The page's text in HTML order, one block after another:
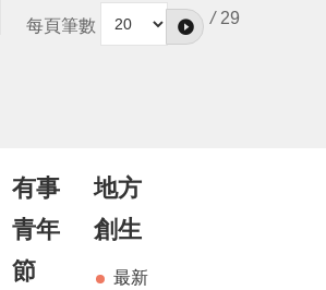
每頁筆數 / 29
有事
青年
節
地方
創生
最新